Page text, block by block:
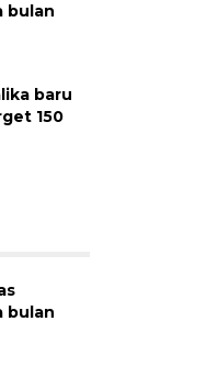
bulan
baru
150
bulan